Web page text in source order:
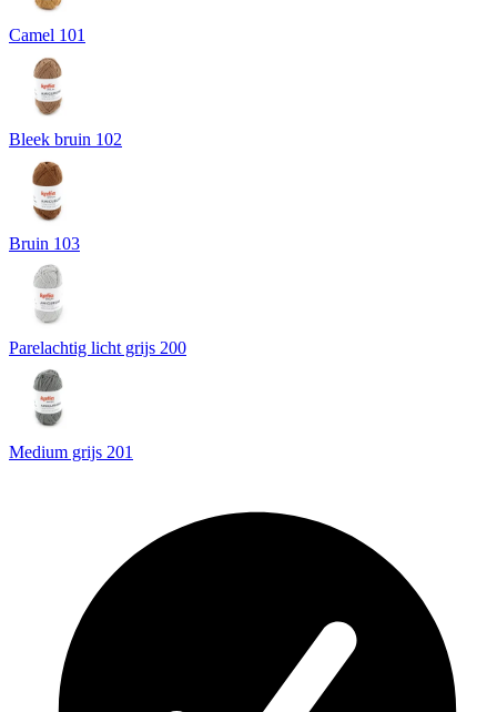
Camel 101
Bleek bruin 102
Bruin 103
Parelachtig licht grijs 200
Medium grijs 201